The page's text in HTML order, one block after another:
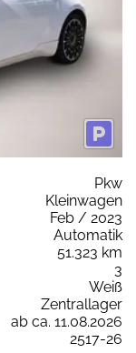
Pkw
Kleinwagen
Feb / 2023
Automatik
51.323 km
3
Weiß
Zentrallager
ab ca. 11.08.2026
2517-26